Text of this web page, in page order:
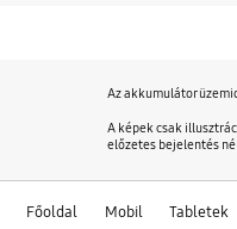
Az akkumulátor
A képek csak
előzetes bejelentés
Főoldal Mobil Tabletek